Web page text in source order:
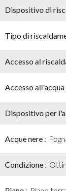
Dispositivo di
Tipo di
Accesso al
Accesso
Dispositivo per
Acque nere
Condizione